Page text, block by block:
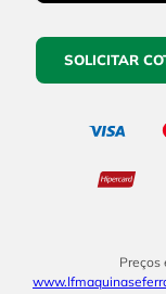
SOLICITAR
Preços